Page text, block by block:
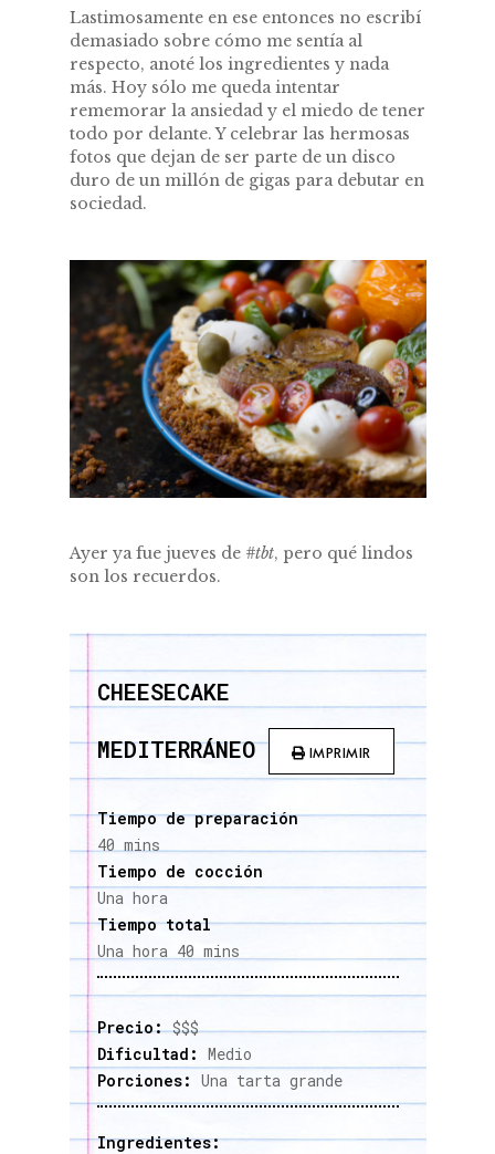
Lastimosamente en ese entonces no escribí
demasiado sobre cómo me sentía al
respecto, anoté los ingredientes y nada
más. Hoy sólo me queda intentar
rememorar la ansiedad y el miedo de tener
todo por delante. Y celebrar las hermosas
fotos que dejan de ser parte de un disco
duro de un millón de gigas para debutar en
sociedad.
Ayer ya fue jueves de #tbt, pero qué lindos
son los recuerdos.
CHEESECAKE
MEDITERRÁNEO
IMPRIMIR
Tiempo de preparación
40 mins
Tiempo de cocción
Una hora
Tiempo total
Una hora 40 mins
Precio:$$$
Dificultad: Medio
Porciones: Una tarta grande
Ingredientes: